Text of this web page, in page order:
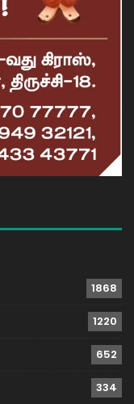
1868
1220
652
334